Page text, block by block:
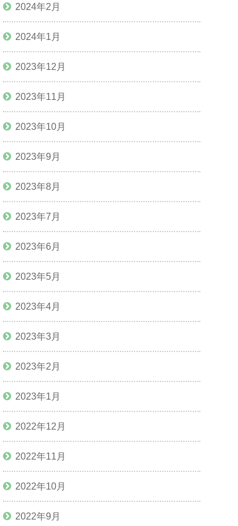
2024年2月
2024年1月
2023年12月
2023年11月
2023年10月
2023年9月
2023年8月
2023年7月
2023年6月
2023年5月
2023年4月
2023年3月
2023年2月
2023年1月
2022年12月
2022年11月
2022年10月
2022年9月